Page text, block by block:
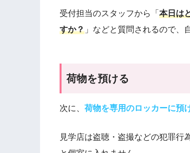
受付担当のスタッフから「 本日は
すか？ 」などと質問されるので、
荷物を預ける
次に、 荷物を専用のロッカーに預
見学店は盗聴・盗撮などの犯罪行